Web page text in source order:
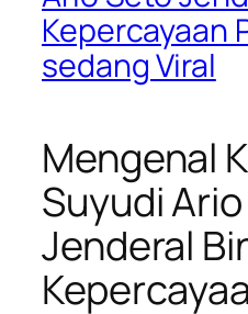
Kepercayaan
sedang Viral
Mengenal
Suyudi
Jenderal